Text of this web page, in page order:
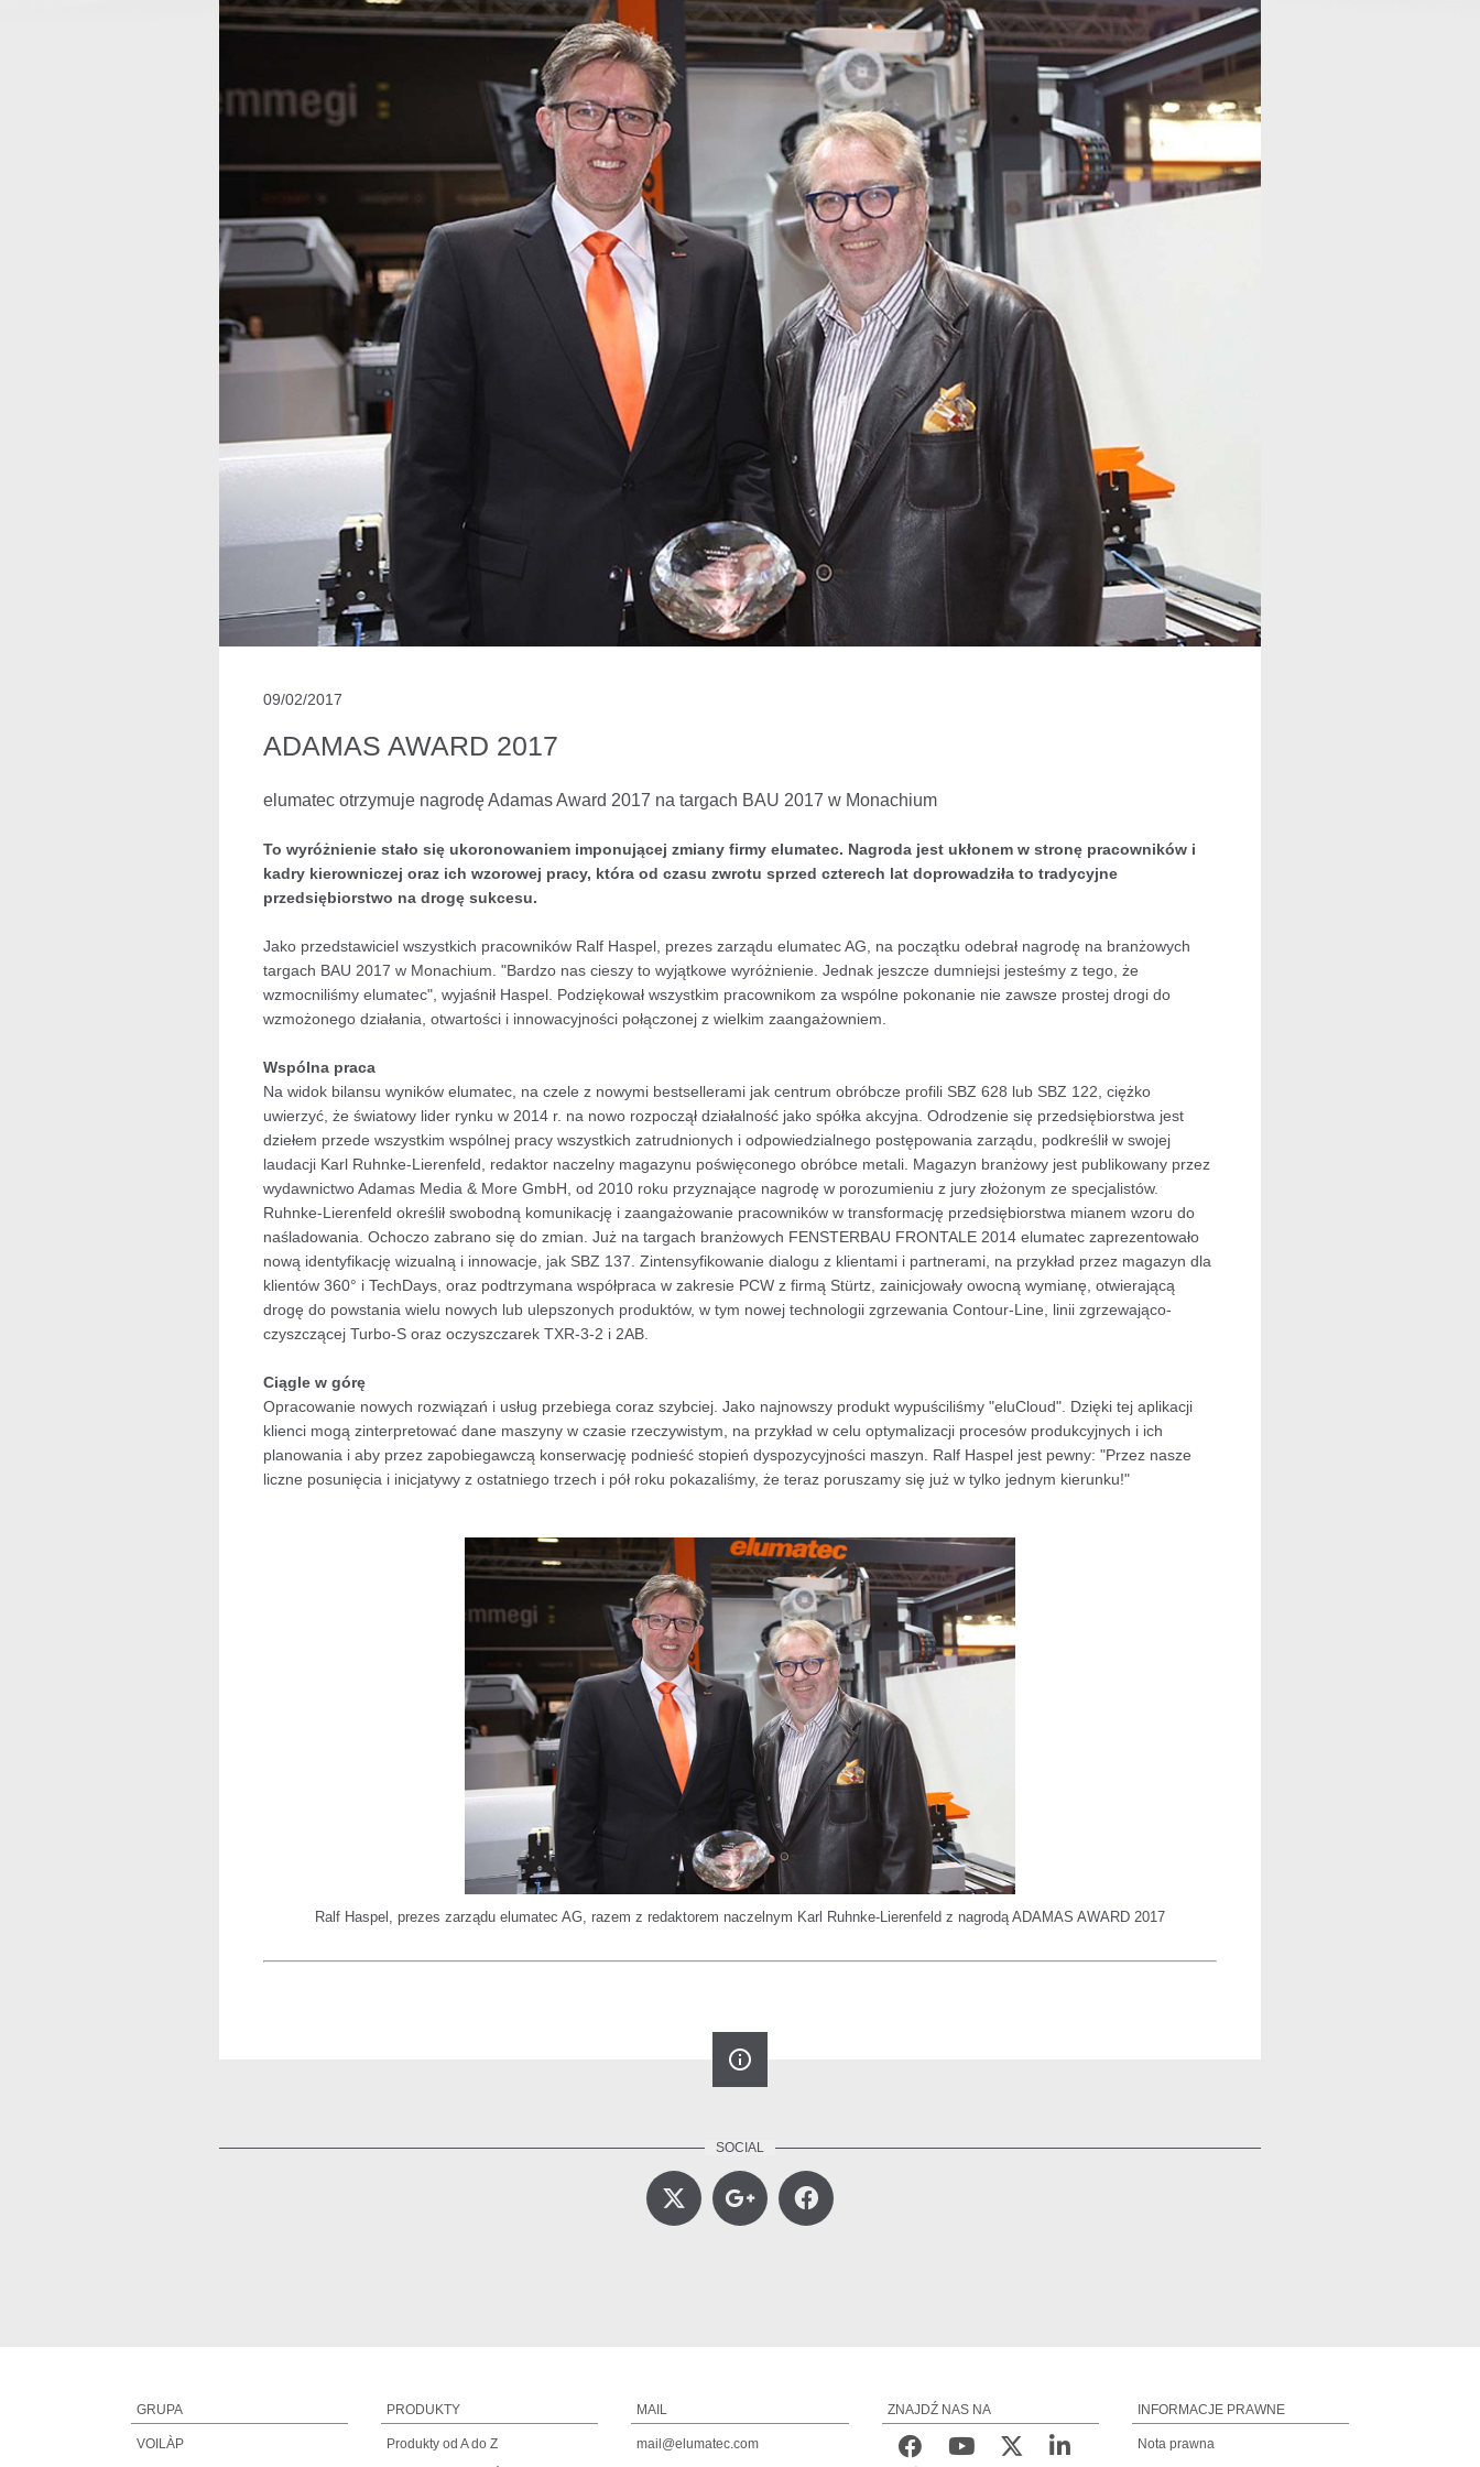
09/02/2017
ADAMAS AWARD 2017
elumatec otrzymuje nagrodę Adamas Award 2017 na targach BAU 2017 w Monachium
To wyróżnienie stało się ukoronowaniem imponującej zmiany firmy elumatec. Nagroda jest ukłonem w stronę pracowników i
kadry kierowniczej oraz ich wzorowej pracy, która od czasu zwrotu sprzed czterech lat doprowadziła to tradycyjne
przedsiębiorstwo na drogę sukcesu.
Jako przedstawiciel wszystkich pracowników Ralf Haspel, prezes zarządu elumatec AG, na początku odebrał nagrodę na branżowych
targach BAU 2017 w Monachium. "Bardzo nas cieszy to wyjątkowe wyróżnienie. Jednak jeszcze dumniejsi jesteśmy z tego, że
wzmocniliśmy elumatec", wyjaśnił Haspel. Podziękował wszystkim pracownikom za wspólne pokonanie nie zawsze prostej drogi do
wzmożonego działania, otwartości i innowacyjności połączonej z wielkim zaangażowniem.
Wspólna praca
Na widok bilansu wyników elumatec, na czele z nowymi bestsellerami jak centrum obróbcze profili SBZ 628 lub SBZ 122, ciężko
uwierzyć, że światowy lider rynku w 2014 r. na nowo rozpoczął działalność jako spółka akcyjna. Odrodzenie się przedsiębiorstwa jest
dziełem przede wszystkim wspólnej pracy wszystkich zatrudnionych i odpowiedzialnego postępowania zarządu, podkreślił w swojej
laudacji Karl Ruhnke-Lierenfeld, redaktor naczelny magazynu poświęconego obróbce metali. Magazyn branżowy jest publikowany przez
wydawnictwo Adamas Media & More GmbH, od 2010 roku przyznające nagrodę w porozumieniu z jury złożonym ze specjalistów.
Ruhnke-Lierenfeld określił swobodną komunikację i zaangażowanie pracowników w transformację przedsiębiorstwa mianem wzoru do
naśladowania. Ochoczo zabrano się do zmian. Już na targach branżowych FENSTERBAU FRONTALE 2014 elumatec zaprezentowało
nową identyfikację wizualną i innowacje, jak SBZ 137. Zintensyfikowanie dialogu z klientami i partnerami, na przykład przez magazyn dla
klientów 360° i TechDays, oraz podtrzymana współpraca w zakresie PCW z firmą Stürtz, zainicjowały owocną wymianę, otwierającą
drogę do powstania wielu nowych lub ulepszonych produktów, w tym nowej technologii zgrzewania Contour-Line, linii zgrzewająco-
czyszczącej Turbo-S oraz oczyszczarek TXR-3-2 i 2AB.
Ciągle w górę
Opracowanie nowych rozwiązań i usług przebiega coraz szybciej. Jako najnowszy produkt wypuściliśmy "eluCloud". Dzięki tej aplikacji
klienci mogą zinterpretować dane maszyny w czasie rzeczywistym, na przykład w celu optymalizacji procesów produkcyjnych i ich
planowania i aby przez zapobiegawczą konserwację podnieść stopień dyspozycyjności maszyn. Ralf Haspel jest pewny: "Przez nasze
liczne posunięcia i inicjatywy z ostatniego trzech i pół roku pokazaliśmy, że teraz poruszamy się już w tylko jednym kierunku!"
Ralf Haspel, prezes zarządu elumatec AG, razem z redaktorem naczelnym Karl Ruhnke-Lierenfeld z nagrodą ADAMAS AWARD 2017
info_outline
GRUPA
VOILÀP
PRODUKTY
Produkty od A do Z
MAIL
mail@elumatec.com
ZNAJDŹ NAS NA INFORMACJE PRAWNE
Nota prawna